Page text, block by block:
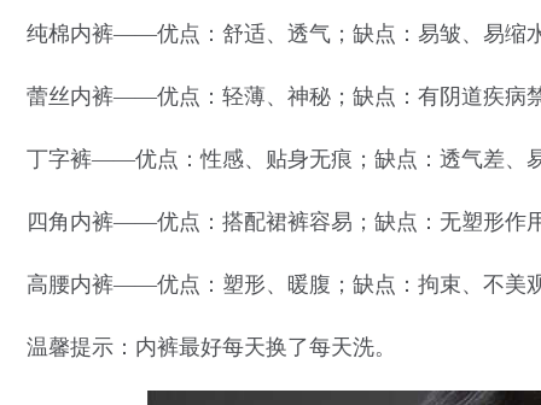
纯棉内裤——优点：舒适、透气；缺点：易皱、易缩
蕾丝内裤——优点：轻薄、神秘；缺点：有阴道疾病
丁字裤——优点：性感、贴身无痕；缺点：透气差、
四角内裤——优点：搭配裙裤容易；缺点：无塑形作
高腰内裤——优点：塑形、暖腹；缺点：拘束、不美
温馨提示：内裤最好每天换了每天洗。